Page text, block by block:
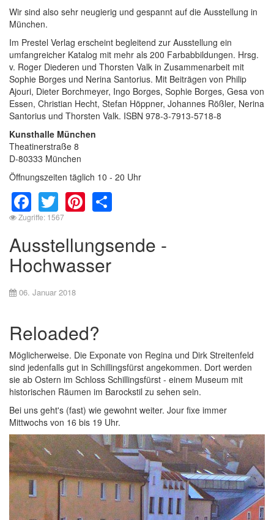
Wir sind also sehr neugierig und gespannt auf die Ausstellung in
München.
Im Prestel Verlag erscheint begleitend zur Ausstellung ein
umfangreicher Katalog mit mehr als 200 Farbabbildungen. Hrsg.
v. Roger Diederen und Thorsten Valk in Zusammenarbeit mit
Sophie Borges und Nerina Santorius. Mit Beiträgen von Philip
Ajouri, Dieter Borchmeyer, Ingo Borges, Sophie Borges, Gesa von
Essen, Christian Hecht, Stefan Höppner, Johannes Rößler, Nerina
Santorius und Thorsten Valk. ISBN 978-3-7913-5718-8
Kunsthalle München
Theatinerstraße 8
D-80333 München
Öffnungszeiten täglich 10 - 20 Uhr
Facebook
TwitterPinterest
Zugriffe: 1567
Ausstellungsende -
Hochwasser
06. Januar 2018
Reloaded?
Möglicherweise. Die Exponate von Regina und Dirk Streitenfeld
sind jedenfalls gut in Schillingsfürst angekommen. Dort werden
sie ab Ostern im Schloss Schillingsfürst - einem Museum mit
historischen Räumen im Barockstil zu sehen sein.
Bei uns geht's (fast) wie gewohnt weiter. Jour fixe immer
Mittwochs von 16 bis 19 Uhr.